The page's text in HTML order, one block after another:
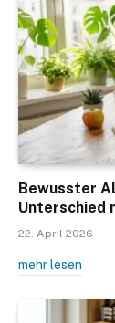
Bewusster
Unterschied
22. April 2026
mehr lesen